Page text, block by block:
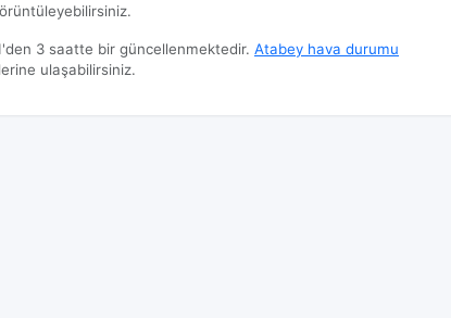
3 saatte bir güncellenmektedir. Atabey hava durumu
ulaşabilirsiniz.